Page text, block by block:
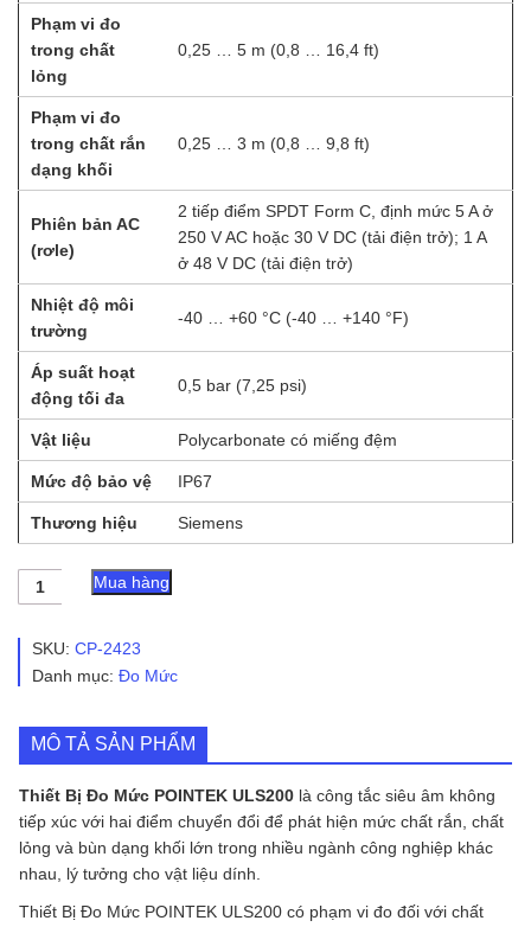
Phạm vi đo
trong chất
lỏng
0,25 … 5 m (0,8 … 16,4 ft)
Phạm vi đo
trong chất rắn
dạng khối
0,25 … 3 m (0,8 … 9,8 ft)
Phiên bản AC
(rơle)
2 tiếp điểm SPDT Form C, định mức 5 A ở
250 V AC hoặc 30 V DC (tải điện trở); 1 A
ở 48 V DC (tải điện trở)
Nhiệt độ môi
trường
-40 … +60 °C (-40 … +140 °F)
Áp suất hoạt
động tối đa
0,5 bar (7,25 psi)
Vật liệu Polycarbonate có miếng đệm
Mức độ bảo vệ IP67
Thương hiệu Siemens
Thiết
Bị
Mức
ULS200
lượng
Mua hàng
SKU: CP-2423
Danh mục: Đo Mức
MÔ TẢ SẢN PHẨM
Thiết Bị Đo Mức POINTEK ULS200 là công tắc siêu âm không
tiếp xúc với hai điểm chuyển đổi để phát hiện mức chất rắn, chất
lỏng và bùn dạng khối lớn trong nhiều ngành công nghiệp khác
nhau, lý tưởng cho vật liệu dính.
Thiết Bị Đo Mức POINTEK ULS200 có phạm vi đo đối với chất